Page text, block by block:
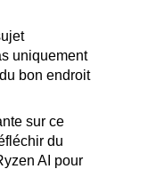
uniquement
bon endroit
sur ce
du
AI pour